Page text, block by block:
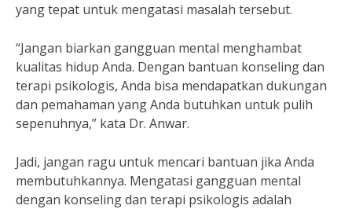
yang tepat untuk mengatasi masalah tersebut.
“Jangan biarkan gangguan mental menghambat
kualitas hidup Anda. Dengan bantuan konseling dan
terapi psikologis, Anda bisa mendapatkan dukungan
dan pemahaman yang Anda butuhkan untuk pulih
sepenuhnya,” kata Dr. Anwar.
Jadi, jangan ragu untuk mencari bantuan jika Anda
membutuhkannya. Mengatasi gangguan mental
dengan konseling dan terapi psikologis adalah